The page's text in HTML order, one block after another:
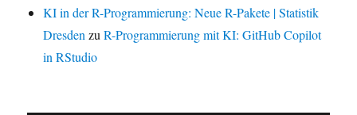
KI in der R-Programmierung: Neue R-Pakete | Statistik
Dresden zuR-Programmierung mit KI: GitHub Copilot
in RStudio